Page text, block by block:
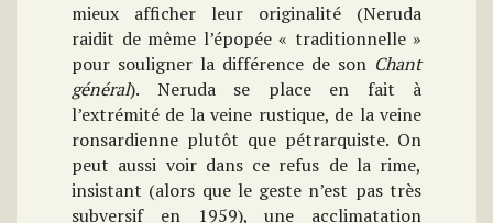
mieux afficher leur originalité (Neruda
raidit de même l’épopée « traditionnelle »
pour souligner la différence de son Chant
général). Neruda se place en fait à
l’extrémité de la veine rustique, de la veine
ronsardienne plutôt que pétrarquiste. On
peut aussi voir dans ce refus de la rime,
insistant (alors que le geste n’est pas très
subversif en 1959), une acclimatation